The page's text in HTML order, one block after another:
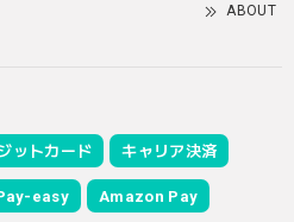
ABOUT
ットカード キャリア決済
easy Amazon Pay